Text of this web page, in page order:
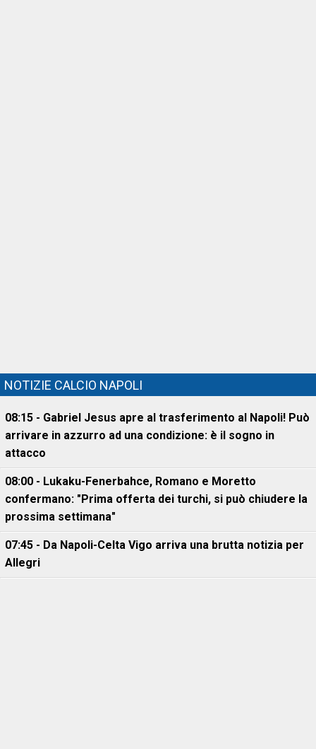
NOTIZIE CALCIO NAPOLI
08:15 - Gabriel Jesus apre al trasferimento al Napoli! Può
arrivare in azzurro ad una condizione: è il sogno in
attacco
08:00 - Lukaku-Fenerbahce, Romano e Moretto
confermano: "Prima offerta dei turchi, si può chiudere la
prossima settimana"
07:45 - Da Napoli-Celta Vigo arriva una brutta notizia per
Allegri